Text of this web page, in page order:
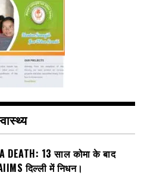
DEATH: 13 साल कोमा के बाद
दिल्ली में निधन।